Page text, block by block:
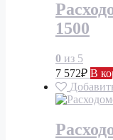
1500
0 из 5
7 572₽ В